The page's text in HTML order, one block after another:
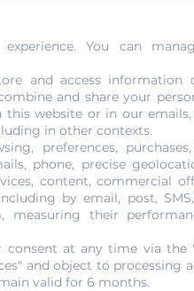
votre Or à
joaillerie Gold Or Cash à
de votre or selon le
bien strict est appliqué
et en toute objectivité.
You can
and access information
and share your
website or in our emails,
in other contexts.
preferences,
phone, precise
content, commercial
by email, post,
measuring their
consent at any time via the
and object to processing
valid for 6 months.